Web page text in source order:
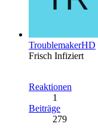
TroublemakerHD
Frisch Infiziert
Reaktionen
1
Beiträge
279